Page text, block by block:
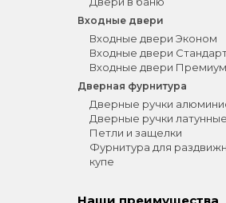
Входные двери
Входные двери Эконом
Входные двери
Входные двери Премиум
Дверная фурнитура
Дверные ручки
Дверные ручки латунные
Петли и защелки
Фурнитура для
купе